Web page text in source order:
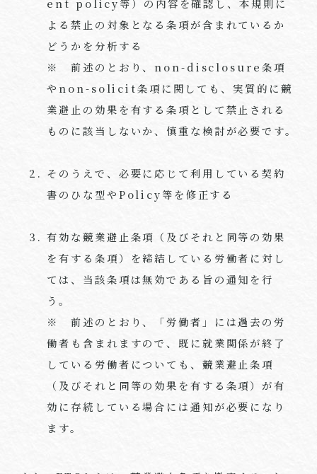
ent policy等）の内容を確認し、本規則に
よる禁止の対象となる条項が含まれているか
どうかを分析する
※ 前述のとおり、non-disclosure条項
や non-solicit条項に関しても、実質的に競
業避止の効果を有する条項として禁止される
ものに該当しないか、慎重な検討が必要です。
そのうえで、必要に応じて利用している契約
書のひな型やPolicy等を修正する
有効な競業避止条項（及びそれと同等の効果
を有する条項）を締結している労働者に対し
ては、当該条項は無効である旨の通知を行
う。
※ 前述のとおり、「労働者」には過去の労
働者も含まれますので、既に就業関係が終了
している労働者についても、競業避止条項
（及びそれと同等の効果を有する条項）が有
効に存続している場合には通知が必要になり
ます。